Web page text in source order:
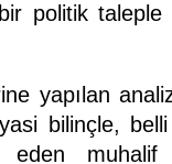
politik taleple
yapılan
bilinçle,
muhalif